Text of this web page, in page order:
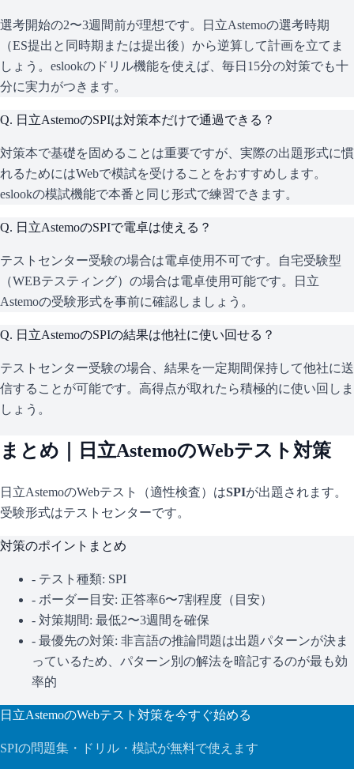
選考開始の2〜3週間前が理想です。日立Astemoの選考時期
（ES提出と同時期または提出後）から逆算して計画を立てま
しょう。eslookのドリル機能を使えば、毎日15分の対策でも十
分に実力がつきます。
Q. 日立AstemoのSPIは対策本だけで通過できる？
対策本で基礎を固めることは重要ですが、実際の出題形式に慣
れるためにはWebで模試を受けることをおすすめします。
eslookの模試機能で本番と同じ形式で練習できます。
Q. 日立AstemoのSPIで電卓は使える？
テストセンター受験の場合は電卓使用不可です。自宅受験型
（WEBテスティング）の場合は電卓使用可能です。日立
Astemoの受験形式を事前に確認しましょう。
Q. 日立AstemoのSPIの結果は他社に使い回せる？
テストセンター受験の場合、結果を一定期間保持して他社に送
信することが可能です。高得点が取れたら積極的に使い回しま
しょう。
まとめ｜ 日立AstemoのWebテスト対策
日立AstemoのWebテスト（適性検査）はSPIが出題されます。
受験形式はテストセンターです。
対策のポイントまとめ
- テスト種類: SPI
- ボーダー目安: 正答率6〜7割程度（目安）
- 対策期間: 最低2〜3週間を確保
- 最優先の対策: 非言語の推論問題は出題パターンが決ま
っているため、パターン別の解法を暗記するのが最も効
率的
日立AstemoのWebテスト対策を今すぐ始める
SPIの問題集・ドリル・模試が無料で使えます